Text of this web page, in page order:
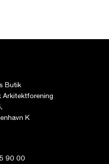
Butik
Arkitektforening
K
90 00